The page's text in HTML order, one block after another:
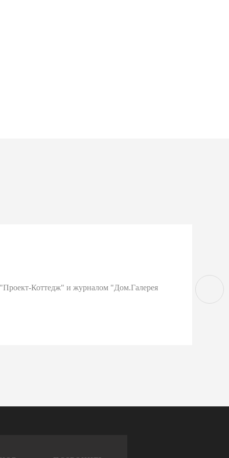
Коттедж" и журналом "Дом.Галерея
В